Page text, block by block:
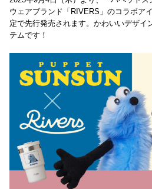
ウェアブランド「RIVERS」のコラボア
定で先行発売されます。かわいいデザイ
テムです！